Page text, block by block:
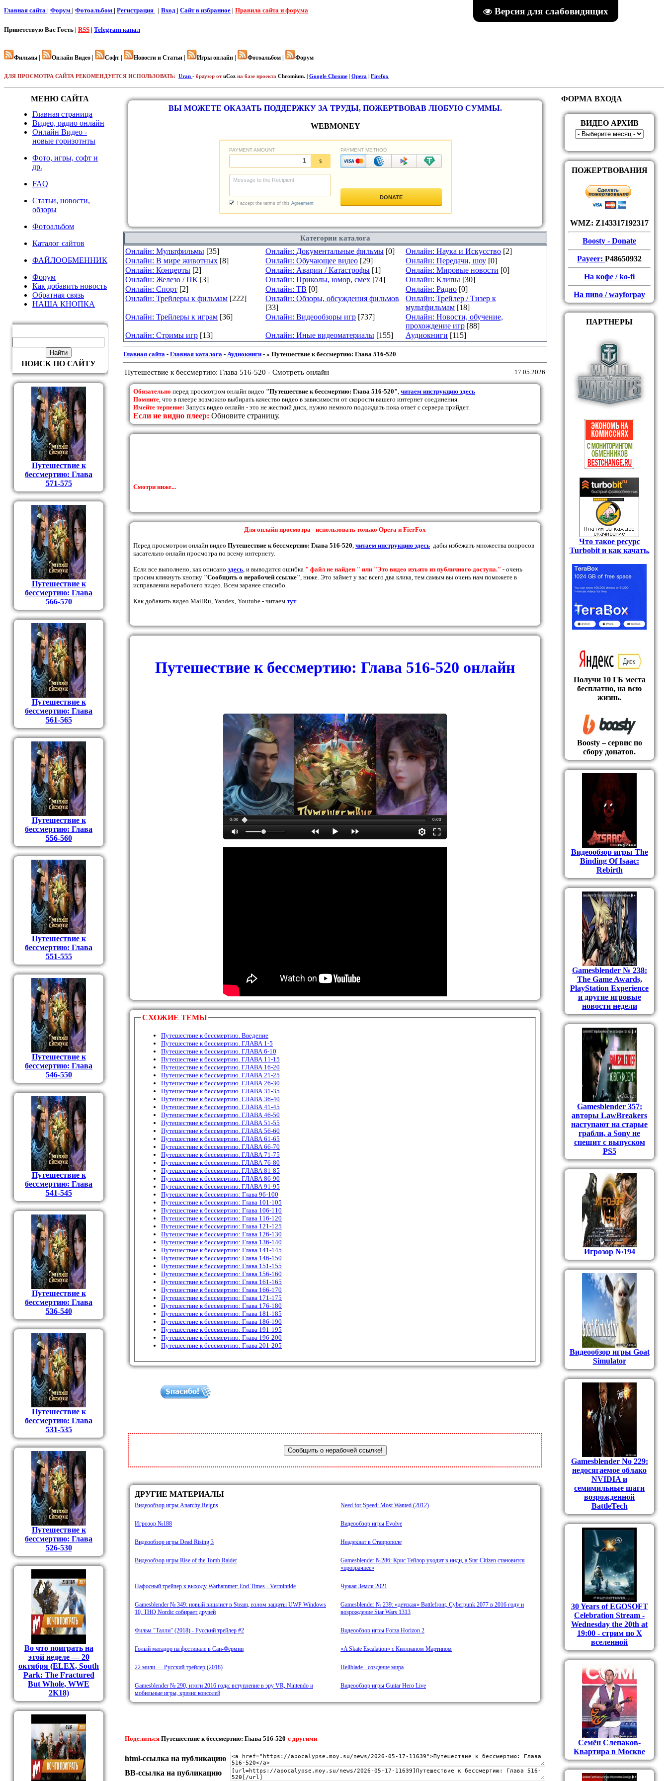
Версия для слабовидящих
Главная сайта | Форум | Фотоальбом | Регистрация | Вход | Cайт в избранное | Правила сайта и форума
Приветствую Вас Гость | RSS | Telegram канал
Фильмы | Онлайн Видео | Софт | Новости и Статьи | Игры онлайн | Фотоальбом | Форум
ДЛЯ ПРОСМОТРА САЙТА РЕКОМЕНДУЕТСЯ ИСПОЛЬЗОВАТЬ: Uran - браузер отuCoz на базе проекта Chromium. | Google Chrome | Opera | Firefox
МЕНЮ САЙТА
Главная страница
Видео, радио онлайн
Онлайн Видео -
новые горизотнты
Фото, игры, софт и
др.
FAQ
Статьи, новости,
обзоры
Фотоальбом
Каталог сайтов
ФАЙЛООБМЕННИК
Форум
Как добавить новость
Обратная связь
НАША КНОПКА
ПОИСК ПО САЙТУ
Путешествие к
бессмертию: Глава
571-575
Путешествие к
бессмертию: Глава
566-570
Путешествие к
бессмертию: Глава
561-565
Путешествие к
бессмертию: Глава
556-560
Путешествие к
бессмертию: Глава
551-555
Путешествие к
бессмертию: Глава
546-550
Путешествие к
бессмертию: Глава
541-545
Путешествие к
бессмертию: Глава
536-540
Путешествие к
бессмертию: Глава
531-535
Путешествие к
бессмертию: Глава
526-530
Во что поиграть на
этой неделе — 20
октября (ELEX, South
Park: The Fractured
But Whole, WWE
2K18)
ВЫ МОЖЕТЕ ОКАЗАТЬ ПОДДЕРЖКУ ЗА ТРУДЫ, ПОЖЕРТВОВАВ ЛЮБУЮ СУММЫ.
WEBMONEY
Категории каталога
Онлайн: Мультфильмы [35] Онлайн: Документальные фильмы [0] Онлайн: Наука и Искусство [2]
Онлайн: В мире животных [8] Онлайн: Обучающее видео [29] Онлайн: Передачи, шоу [0]
Онлайн: Концерты [2] Онлайн: Аварии / Катастрофы [1] Онлайн: Мировые новости [0]
Онлайн: Железо / ПК [3] Онлайн: Приколы, юмор, смех [74] Онлайн: Клипы [30]
Онлайн: Спорт [2] Онлайн: ТВ [0] Онлайн: Радио [0]
Онлайн: Трейлеры к фильмам [222]
Онлайн: Обзоры, обсуждения фильмов
[33]
Онлайн: Трейлер / Тизер к
мультфильмам [18]
Онлайн: Трейлеры к играм [36] Онлайн: Видеообзоры игр [737]
Онлайн: Новости, обучение,
прохождение игр [88]
Онлайн: Стримы игр [13] Онлайн: Иные видеоматериалы [155] Аудиокниги [115]
Главная сайта - Главная каталога - Аудиокниги - » Путешествие к бессмертию: Глава 516-520
17.05.2026
Путешествие к бессмертию: Глава 516-520 - Смотреть онлайн
Обязательно перед просмотром онлайн видео "Путешествие к бессмертию: Глава 516-520", читаем инструкцию здесь
Помните, что в плеере возможно выбирать качество видео в зависимости от скорости вашего интернет соединения.
Имейте терпение: Запуск видео онлайн - это не жесткий диск, нужно немного подождать пока ответ с сервера прийдет.
Если не видно плеер: Обновите страницу.
Смотри ниже...
Для онлайн просмотра - использовать только Opera и FierFox
Перед просмотром онлайн видео Путешествие к бессмертию: Глава 516-520, читаем инструкцию здесь дабы избежать множества вопросов
касательно онлайн просмотра по всему интернету.
Если все выполнено, как описано здесь, и выводится ошибка " файл не найден '' или "Это видео изъято из публичного доступа." - очень
просим кликнуть кнопку "Сообщить о нерабочей ссылке", ниже. Это займет у вас всего два клика, тем самым вы очень нам поможете в
исправлении нерабочего видео. Всем заранее спасибо.
Как добавить видео MailRu, Yandex, Youtube - читаем тут
Путешествие к бессмертию: Глава 516-520 онлайн
0:00 0:00
СХОЖИЕ ТЕМЫ
Путешествие к бессмертию. Введение
Путешествие к бессмертию. ГЛАВА 1-5
Путешествие к бессмертию. ГЛАВА 6-10
Путешествие к бессмертию. ГЛАВА 11-15
Путешествие к бессмертию. ГЛАВА 16-20
Путешествие к бессмертию. ГЛАВА 21-25
Путешествие к бессмертию. ГЛАВА 26-30
Путешествие к бессмертию. ГЛАВА 31-35
Путешествие к бессмертию. ГЛАВА 36-40
Путешествие к бессмертию. ГЛАВА 41-45
Путешествие к бессмертию. ГЛАВА 46-50
Путешествие к бессмертию. ГЛАВА 51-55
Путешествие к бессмертию. ГЛАВА 56-60
Путешествие к бессмертию. ГЛАВА 61-65
Путешествие к бессмертию. ГЛАВА 66-70
Путешествие к бессмертию. ГЛАВА 71-75
Путешествие к бессмертию. ГЛАВА 76-80
Путешествие к бессмертию. ГЛАВА 81-85
Путешествие к бессмертию. ГЛАВА 86-90
Путешествие к бессмертию. ГЛАВА 91-95
Путешествие к бессмертию: Глава 96-100
Путешествие к бессмертию: Глава 101-105
Путешествие к бессмертию: Глава 106-110
Путешествие к бессмертию: Глава 116-120
Путешествие к бессмертию: Глава 121-125
Путешествие к бессмертию: Глава 126-130
Путешествие к бессмертию: Глава 136-140
Путешествие к бессмертию: Глава 141-145
Путешествие к бессмертию: Глава 146-150
Путешествие к бессмертию: Глава 151-155
Путешествие к бессмертию: Глава 156-160
Путешествие к бессмертию: Глава 161-165
Путешествие к бессмертию: Глава 166-170
Путешествие к бессмертию: Глава 171-175
Путешествие к бессмертию: Глава 176-180
Путешествие к бессмертию: Глава 181-185
Путешествие к бессмертию: Глава 186-190
Путешествие к бессмертию: Глава 191-195
Путешествие к бессмертию: Глава 196-200
Путешествие к бессмертию: Глава 201-205
ДРУГИЕ МАТЕРИАЛЫ
Видеообзор игры Anarchy Reigns Need for Speed: Most Wanted (2012)
Игрозор №188 Видеообзор игры Evolve
Видеообзор игры Dead Rising 3 Неадекват в Ставрополе
Видеообзор игры Rise of the Tomb Raider
Gamesblender №286: Крис Тейлор уходит в инди, а Star Citizen становится
«прозрачнее»
Пафосный трейлер к выходу Warhammer: End Times - Vermintide Чужая Земля 2021
Gamesblender № 349: новый вишлист в Steam, взлом защиты UWP Windows
10, THQ Nordic собирает друзей
Gamesblender № 239: «детская» Battlefront, Cyberpunk 2077 в 2016 году и
возрождение Star Wars 1313
Фильм "Талли" (2018) - Русский трейлер #2 Видеообзор игры Forza Horizon 2
Голый матадор на фестивале в Сан-Фермин «A Skate Escalation» c Киллианом Мартином
22 мили — Русский трейлер (2018) Hellblade - создание мира
Gamesblender № 290, итоги 2016 года: вступление в эру VR, Nintendo и
мобильные игры, кризис консолей
Видеообзор игры Guitar Hero Live
Поделиться Путешествие к бессмертию: Глава 516-520 с другими
html-cсылка на публикацию
BB-cсылка на публикацию
ФОРМА ВХОДА
ВИДЕО АРХИВ
ПОЖЕРТВОВАНИЯ
WMZ: Z143317192317
Boosty - Donate
Payeer: P48650932
На кофе / ko-fi
На пиво / wayforpay
ПАРТНЕРЫ
Что такое ресурс
Turbobit и как качать.
Получи 10 ГБ места
бесплатно, на всю
жизнь.
Boosty – сервис по
сбору донатов.
Видеообзор игры The
Binding Of Isaac:
Rebirth
Gamesblender № 238:
The Game Awards,
PlayStation Experience
и другие игровые
новости недели
Gamesblender 357:
авторы LawBreakers
наступают на старые
грабли, а Sony не
спешит с выпуском
PS5
Игрозор №194
Видеообзор игры Goat
Simulator
Gamesblender No 229:
недосягаемое облако
NVIDIA и
семимильные шаги
возрожденной
BattleTech
30 Years of EGOSOFT
Celebration Stream -
Wednesday the 20th at
19:00 - стрим по Х
вселенной
Семён Слепаков-
Квартира в Москве